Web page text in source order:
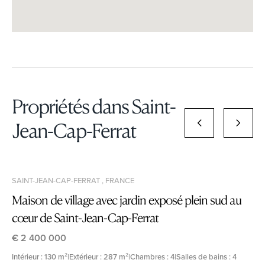
Propriétés dans Saint-
Jean-Cap-Ferrat
SAINT-JEAN-CAP-FERRAT , FRANCE
Maison de village avec jardin exposé plein sud au
cœur de Saint-Jean-Cap-Ferrat
€ 2 400 000
Intérieur : 130 m²|Extérieur : 287 m²|Chambres : 4|Salles de bains : 4